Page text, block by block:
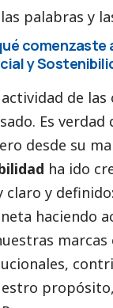
palabras y
y
de las
Es
desde su
ha ido
y definido:
haciendo
marcas